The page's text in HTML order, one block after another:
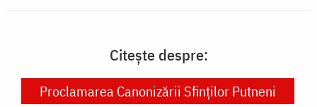
Citește despre:
Proclamarea Canonizării Sfinților Putneni